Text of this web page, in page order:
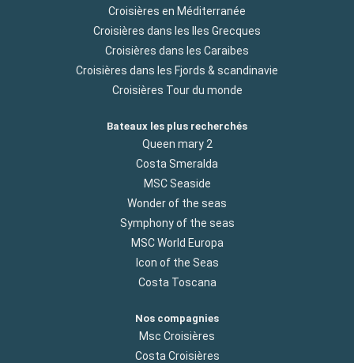
Croisières en Méditerranée
Croisières dans les Iles Grecques
Croisières dans les Caraibes
Croisières dans les Fjords & scandinavie
Croisières Tour du monde
Bateaux les plus recherchés
Queen mary 2
Costa Smeralda
MSC Seaside
Wonder of the seas
Symphony of the seas
MSC World Europa
Icon of the Seas
Costa Toscana
Nos compagnies
Msc Croisières
Costa Croisières